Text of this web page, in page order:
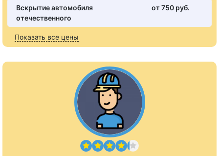
Вскрытие автомобиля
отечественного
от 750 pуб.
Показать все цены